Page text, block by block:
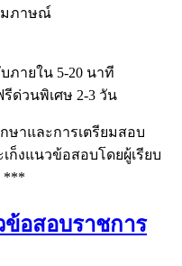
มภาษณ์
ภายใน 5-20 นาที
ด่วนพิเศษ 2-3 วัน
ษาและการเตรียมสอบ
ก็งแนวข้อสอบโดยผู้เรียบ
***
ข้อสอบราชการ